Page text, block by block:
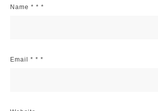
Name * * *
Email * * *